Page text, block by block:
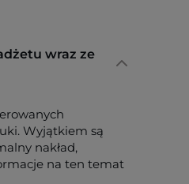
wraz ze
Wyjątkiem są
nakład,
na ten temat